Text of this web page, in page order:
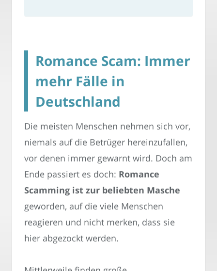
Romance Scam: Immer
mehr Fälle in
Deutschland
Die meisten Menschen nehmen sich vor,
niemals auf die Betrüger hereinzufallen,
vor denen immer gewarnt wird. Doch am
Ende passiert es doch: Romance
Scamming ist zur beliebten Masche
geworden, auf die viele Menschen
reagieren und nicht merken, dass sie
hier abgezockt werden.